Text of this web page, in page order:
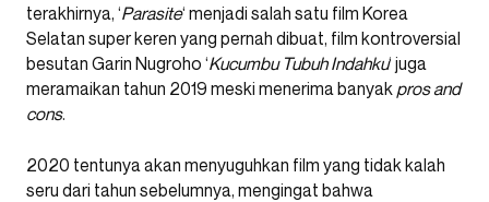
terakhirnya, ‘Parasite‘ menjadi salah satu film Korea
Selatan super keren yang pernah dibuat, film kontroversial
besutan Garin Nugroho ‘Kucumbu Tubuh Indahku‘ juga
meramaikan tahun 2019 meski menerima banyak pros and
cons.
2020 tentunya akan menyuguhkan film yang tidak kalah
seru dari tahun sebelumnya, mengingat bahwa